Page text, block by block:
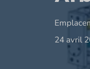
24 avril